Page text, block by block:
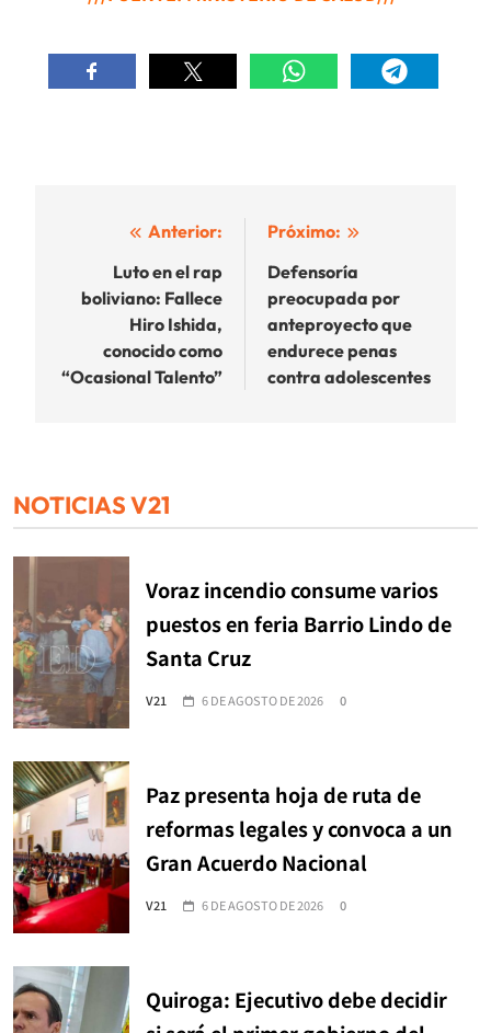
Navegación
entradas
Anterior:
Luto en el rap
boliviano: Fallece
Hiro Ishida,
conocido como
“Ocasional Talento”
Próximo:
Defensoría
preocupada por
anteproyecto que
endurece penas
contra adolescentes
NOTICIAS V21
Voraz incendio consume varios
puestos en feria Barrio Lindo de
Santa Cruz
V21 6 DE AGOSTO DE 2026 0
Paz presenta hoja de ruta de
reformas legales y convoca a un
Gran Acuerdo Nacional
V21 6 DE AGOSTO DE 2026 0
Quiroga: Ejecutivo debe decidir